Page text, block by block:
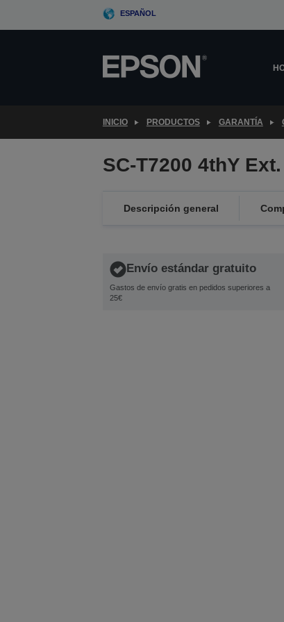
ESPAÑOL
INICIO PRODUCTOS GARANTÍA
SC-T7200 4thY
Descripción general
Envío estándar gratuito
Gastos de envío gratis en pedidos superiores a
25€